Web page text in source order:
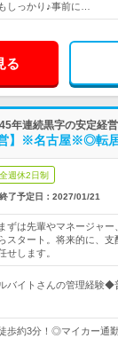
しっかり♪事前に…
る
年連続黒字の安定経
営】※名古屋※◎転
週休2日制
終了予定日： 2027/01/21
ずは先輩やマネージャ
スタート。将来的に、
せします。
バイトさんの管理経験◆
歩約3分！◎マイカー通